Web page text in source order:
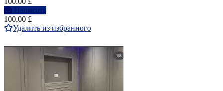
Написать
100.00 £
Удалить из избранного